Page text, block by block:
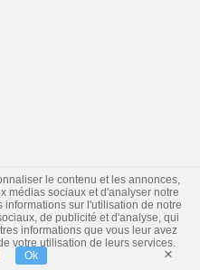
le contenu et les annonces,
médias sociaux et d'analyser notre
sur l'utilisation de notre
de publicité et d'analyse, qui
informations que vous leur avez
votre utilisation de leurs services.
Ok ×